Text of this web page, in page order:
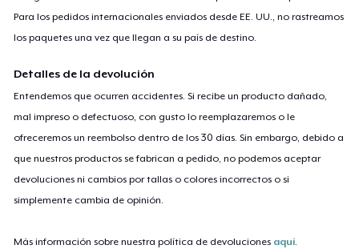
Para los pedidos internacionales enviados desde EE. UU., no rastreamos
los paquetes una vez que llegan a su país de destino.
Detalles de la devolución
Entendemos que ocurren accidentes. Si recibe un producto dañado,
mal impreso o defectuoso, con gusto lo reemplazaremos o le
ofreceremos un reembolso dentro de los 30 días. Sin embargo, debido a
que nuestros productos se fabrican a pedido, no podemos aceptar
devoluciones ni cambios por tallas o colores incorrectos o si
simplemente cambia de opinión.
Más información sobre nuestra política de devoluciones aquí.